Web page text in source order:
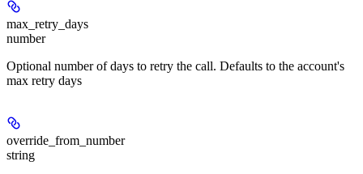
max_retry_days
number
Optional number of days to retry the call. Defaults to the account's
max retry days
override_from_number
string